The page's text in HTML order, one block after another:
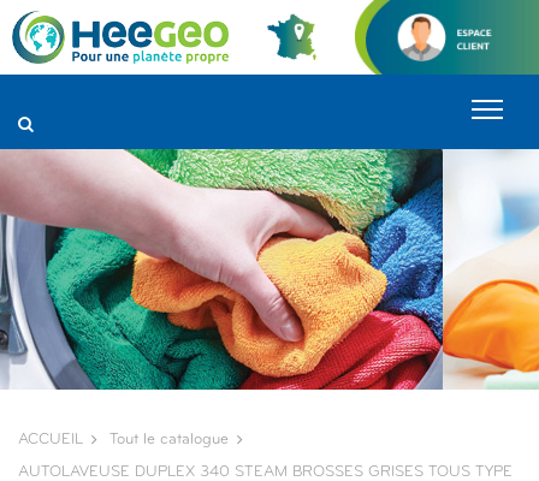
ACCUEIL Tout le catalogue
AUTOLAVEUSE DUPLEX 340 STEAM BROSSES GRISES TOUS TYPE
Panneau de gestion des cookies